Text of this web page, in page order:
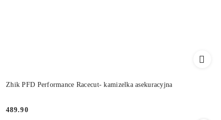
Zhik PFD Performance Racecut- kamizelka asekuracyjna
Cena:
489.90